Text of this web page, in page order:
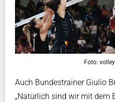
Foto:
Auch Bundestrainer Giulio
„Natürlich sind wir mit dem